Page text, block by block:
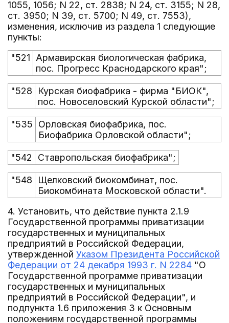
1055, 1056; N 22, ст. 2838; N 24, ст. 3155; N 28,
ст. 3950; N 39, ст. 5700; N 49, ст. 7553),
изменения, исключив из раздела 1 следующие
пункты:
"521
Армавирская биологическая фабрика,
пос. Прогресс Краснодарского края";
"528
Курская биофабрика - фирма "БИОК",
пос. Новоселовский Курской области";
"535
Орловская биофабрика, пос.
Биофабрика Орловской области";
"542 Ставропольская биофабрика";
"548
Щелковский биокомбинат, пос.
Биокомбината Московской области".
4. Установить, что действие пункта 2.1.9
Государственной программы приватизации
государственных и муниципальных
предприятий в Российской Федерации,
утвержденной Указом Президента Российской
Федерации от 24 декабря 1993 г. N 2284 "О
Государственной программе приватизации
государственных и муниципальных
предприятий в Российской Федерации", и
подпункта 1.6 приложения 3 к Основным
положениям государственной программы